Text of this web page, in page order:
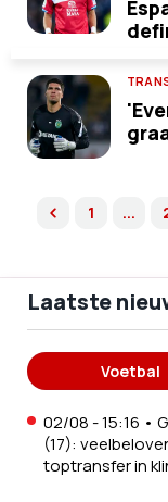
1 ...
Laatste
Voetbal
02/08 - 15:16 •
(17):
toptransfer in